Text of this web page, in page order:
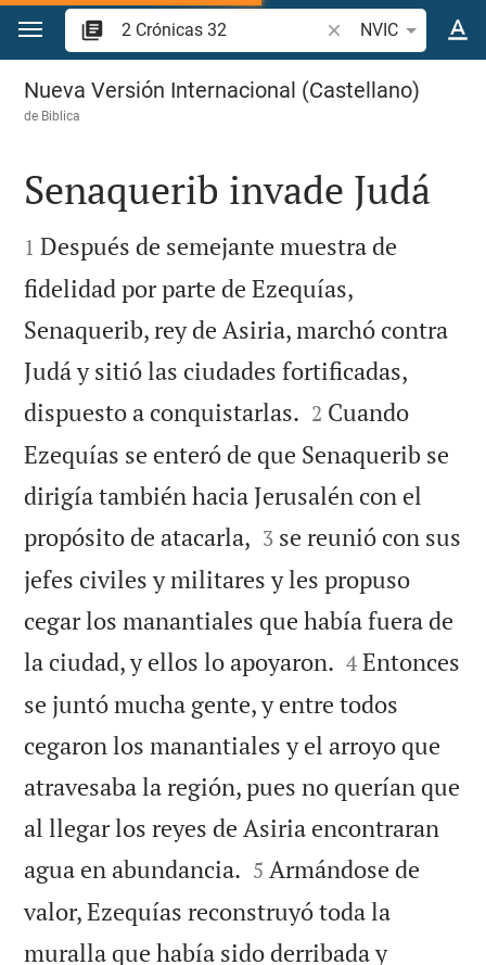
Ir a un contenido
Buscar versículo
NVIC
2 Crónicas 32
Nueva Versión Internacional (Castellano)
de Biblica

Senaquerib invade Judá

1 Después de semejante muestra de
fidelidad por parte de Ezequías,
Senaquerib, rey de Asiria, marchó contra
Judá y sitió las ciudades fortificadas,
dispuesto a conquistarlas. 

2 Cuando
Ezequías se enteró de que Senaquerib se
dirigía también hacia Jerusalén con el
propósito de atacarla, 

3 se reunió con sus
jefes civiles y militares y les propuso
cegar los manantiales que había fuera de
la ciudad, y ellos lo apoyaron. 

4 Entonces
se juntó mucha gente, y entre todos
cegaron los manantiales y el arroyo que
atravesaba la región, pues no querían que
al llegar los reyes de Asiria encontraran
agua en abundancia. 

5 Armándose de
valor, Ezequías reconstruyó toda la
muralla que había sido derribada y